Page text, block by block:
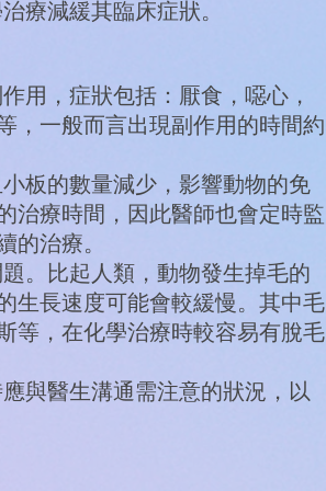
減緩其臨床症狀。
，症狀包括：厭食，噁心，
，一般而言出現副作用的時間約
的數量減少，影響動物的免
治療時間，因此醫師也會定時監
的治療。
比起人類，動物發生掉毛的
生長速度可能會較緩慢。其中毛
等，在化學治療時較容易有脫毛
醫生溝通需注意的狀況，以